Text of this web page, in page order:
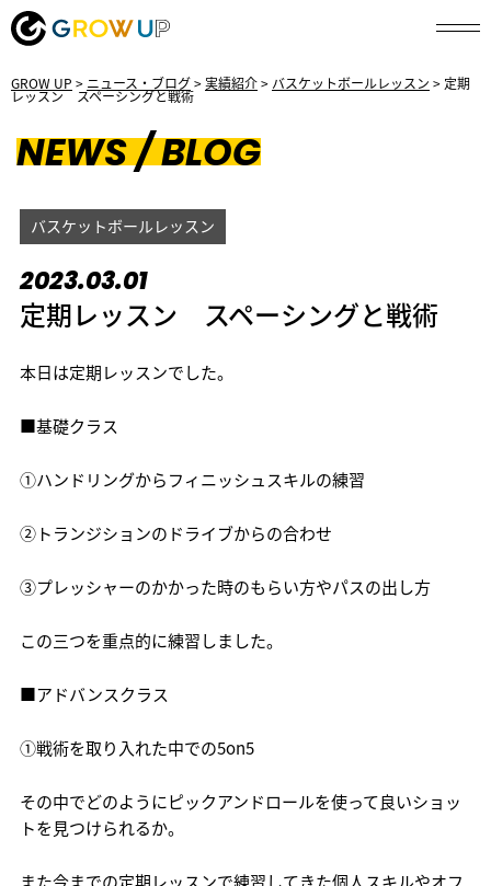
GROW UP > ニュース・ブログ>実績紹介> バスケットボールレッスン > 定期
レッスン スペーシングと戦術
NEWS / BLOG
バスケットボールレッスン
2023.03.01
定期レッスン スペーシングと戦術
本日は定期レッスンでした。
■基礎クラス
①ハンドリングからフィニッシュスキルの練習
②トランジションのドライブからの合わせ
③プレッシャーのかかった時のもらい方やパスの出し方
この三つを重点的に練習しました。
■アドバンスクラス
①戦術を取り入れた中での5on5
その中でどのようにピックアンドロールを使って良いショッ
トを見つけられるか。
また今までの定期レッスンで練習してきた個人スキルやオフ